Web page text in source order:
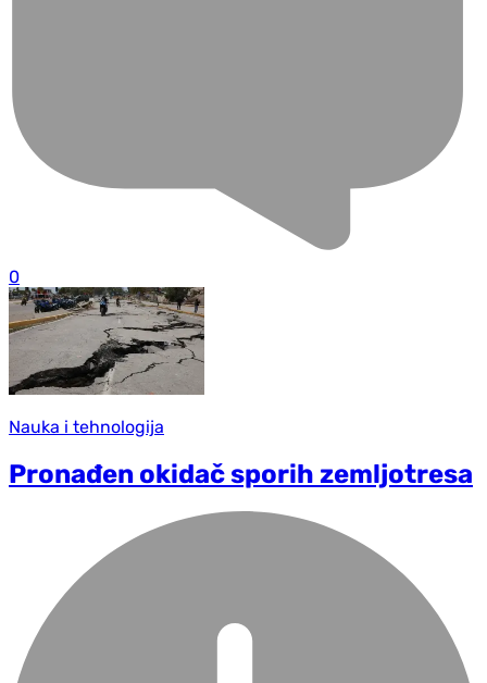
0
Nauka i tehnologija
Pronađen okidač sporih zemljotresa